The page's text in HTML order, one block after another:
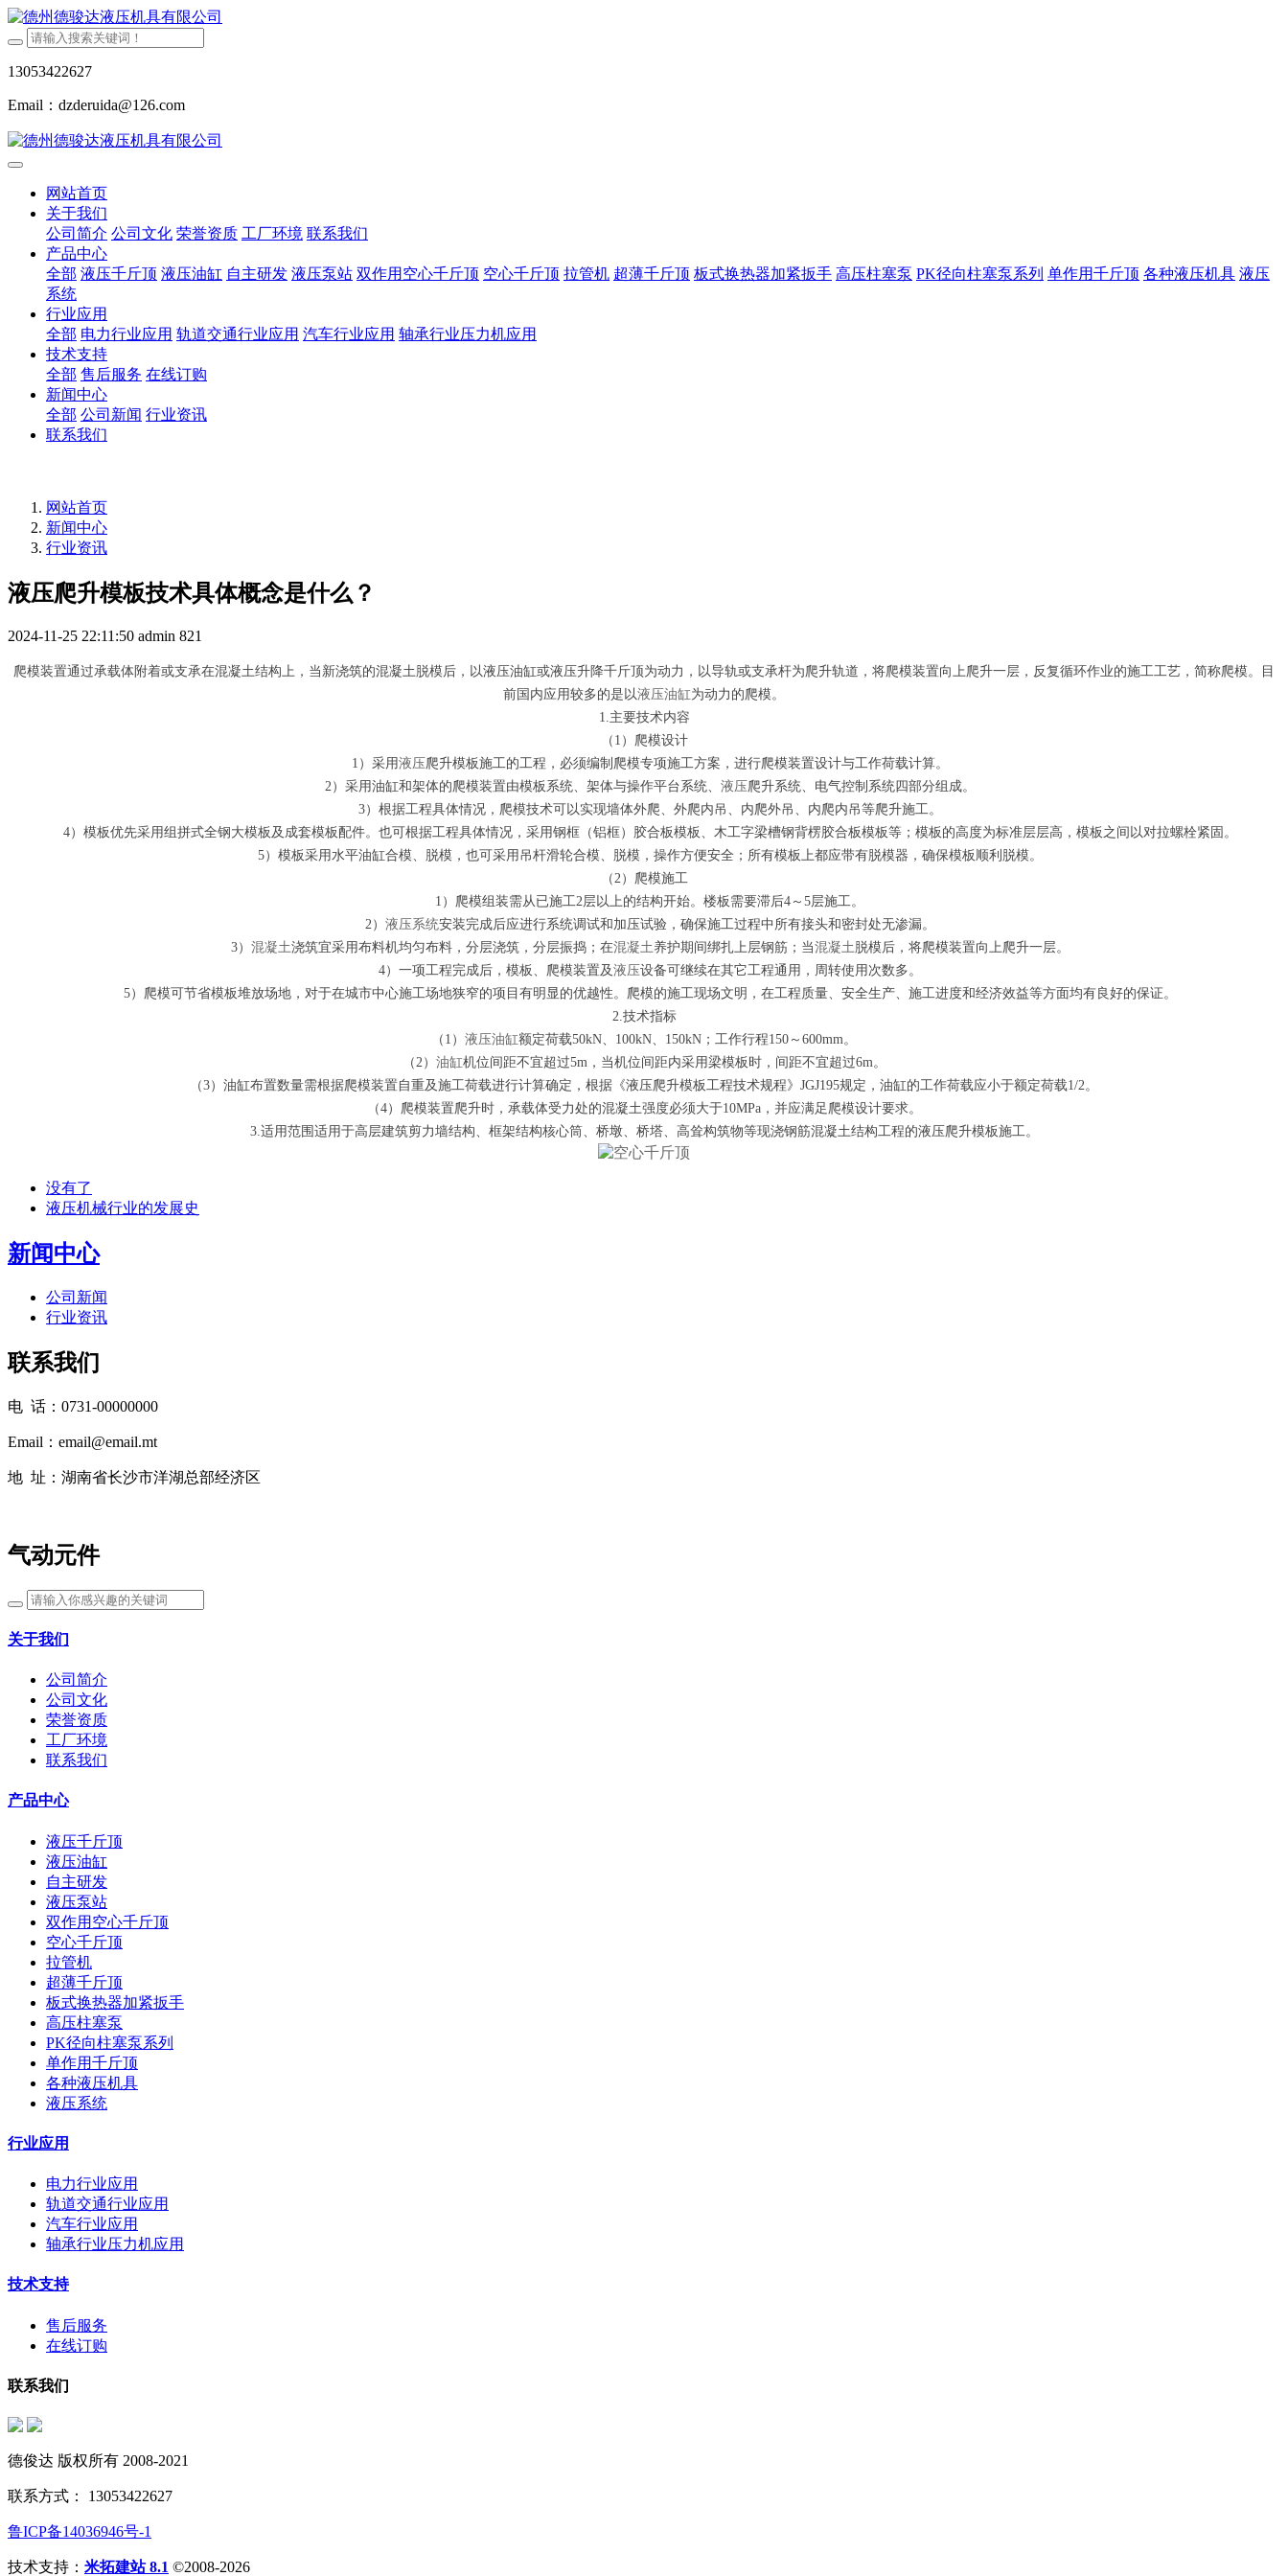
13053422627
Email：dzderuida@126.com
网站首页
关于我们
公司简介 公司文化 荣誉资质 工厂环境 联系我们
产品中心
全部 液压千斤顶 液压油缸 自主研发 液压泵站 双作用空心千斤顶 空心千斤顶 拉管机 超薄千斤顶 板式换热器加紧扳手 高压柱塞泵 PK径向柱塞泵系列 单作用千斤顶 各种液压机具 液压
系统
行业应用
全部 电力行业应用 轨道交通行业应用 汽车行业应用 轴承行业压力机应用
技术支持
全部 售后服务 在线订购
新闻中心
全部 公司新闻 行业资讯
联系我们
网站首页
新闻中心
行业资讯
液压爬升模板技术具体概念是什么？
2024-11-25 22:11:50 admin 821
爬模装置通过承载体附着或支承在混凝土结构上，当新浇筑的混凝土脱模后，以液压油缸或液压升降千斤顶为动力，以导轨或支承杆为爬升轨道，将爬模装置向上爬升一层，反复循环作业的施工工艺，简称爬模。目
前国内应用较多的是以液压油缸为动力的爬模。
1.主要技术内容
（1）爬模设计
1）采用液压爬升模板施工的工程，必须编制爬模专项施工方案，进行爬模装置设计与工作荷载计算。
2）采用油缸和架体的爬模装置由模板系统、架体与操作平台系统、 液压爬升系统、电气控制系统四部分组成。
3）根据工程具体情况，爬模技术可以实现墙体外爬、外爬内吊、内爬外吊、内爬内吊等爬升施工。
4）模板优先采用组拼式全钢大模板及成套模板配件。也可根据工程具体情况，采用钢框（铝框）胶合板模板、木工字梁槽钢背楞胶合板模板等；模板的高度为标准层层高，模板之间以对拉螺栓紧固。
5）模板采用水平油缸合模、脱模，也可采用吊杆滑轮合模、脱模，操作方便安全；所有模板上都应带有脱模器，确保模板顺利脱模。
（2）爬模施工
1）爬模组装需从已施工2层以上的结构开始。楼板需要滞后4～5层施工。
2） 液压系统安装完成后应进行系统调试和加压试验，确保施工过程中所有接头和密封处无渗漏。
3） 混凝土浇筑宜采用布料机均匀布料，分层浇筑，分层振捣；在混凝土养护期间绑扎上层钢筋；当混凝土脱模后，将爬模装置向上爬升一层。
4）一项工程完成后，模板、爬模装置及液压设备可继续在其它工程通用，周转使用次数多。
5）爬模可节省模板堆放场地，对于在城市中心施工场地狭窄的项目有明显的优越性。爬模的施工现场文明，在工程质量、安全生产、施工进度和经济效益等方面均有良好的保证。
2.技术指标
（1） 液压油缸额定荷载50kN、100kN、150kN；工作行程150～600mm。
（2） 油缸机位间距不宜超过5m，当机位间距内采用梁模板时，间距不宜超过6m。
（3）油缸布置数量需根据爬模装置自重及施工荷载进行计算确定，根据《液压爬升模板工程技术规程》JGJ195规定，油缸的工作荷载应小于额定荷载1/2。
（4）爬模装置爬升时，承载体受力处的混凝土强度必须大于10MPa，并应满足爬模设计要求。
3.适用范围 适用于高层建筑剪力墙结构、框架结构核心筒、桥墩、桥塔、高耸构筑物等现浇钢筋混凝土结构工程的液压爬升模板施工。
没有了
液压机械行业的发展史
新闻中心
公司新闻
行业资讯
联系我们
电 话：0731-00000000
Email：email@email.mt
地 址：湖南省长沙市洋湖总部经济区
气动元件
关于我们
公司简介
公司文化
荣誉资质
工厂环境
联系我们
产品中心
液压千斤顶
液压油缸
自主研发
液压泵站
双作用空心千斤顶
空心千斤顶
拉管机
超薄千斤顶
板式换热器加紧扳手
高压柱塞泵
PK径向柱塞泵系列
单作用千斤顶
各种液压机具
液压系统
行业应用
电力行业应用
轨道交通行业应用
汽车行业应用
轴承行业压力机应用
技术支持
售后服务
在线订购
联系我们
德俊达 版权所有 2008-2021
联系方式： 13053422627
鲁ICP备14036946号-1
技术支持： 米拓建站 8.1 ©2008-2026